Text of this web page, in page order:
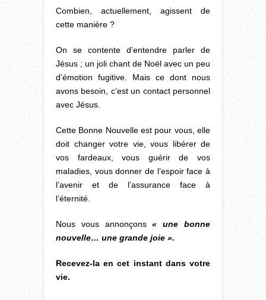
Combien, actuellement, agissent de
cette manière ?
On se contente d’entendre parler de
Jésus ; un joli chant de Noël avec un peu
d’émotion fugitive. Mais ce dont nous
avons besoin, c’est un contact personnel
avec Jésus.
Cette Bonne Nouvelle est pour vous, elle
doit changer votre vie, vous libérer de
vos fardeaux, vous guérir de vos
maladies, vous donner de l’espoir face à
l’avenir et de l’assurance face à
l’éternité.
Nous vous annonçons« une bonne
nouvelle… une grande joie ».
Recevez-la en cet instant dans votre
vie.